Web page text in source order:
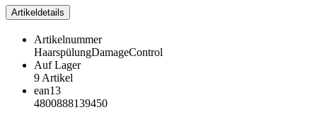
Artikeldetails
Artikelnummer
HaarspülungDamageControl
Auf Lager
9 Artikel
ean13
4800888139450